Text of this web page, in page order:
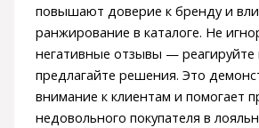
повышают доверие к бренду и
ранжирование в каталоге. Не
негативные отзывы — реагируйте
предлагайте решения. Это
внимание к клиентам и помогает
недовольного покупателя в